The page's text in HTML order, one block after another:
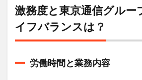
激務度と東京通信グルー
イフバランスは？
労働時間と業務内容